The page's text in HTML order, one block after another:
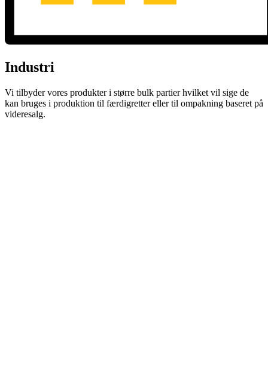
Industri
Vi tilbyder vores produkter i større bulk partier hvilket vil sige de
kan bruges i produktion til færdigretter eller til ompakning baseret på
videresalg.